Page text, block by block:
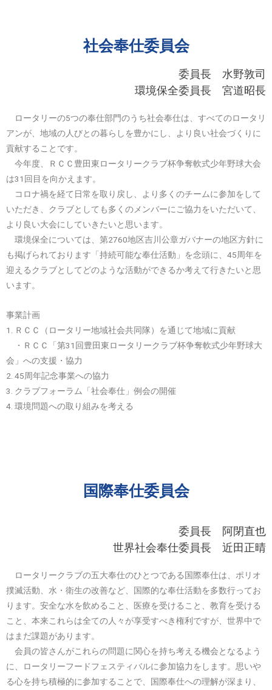
社会奉仕委員会
委員長 水野敦司
環境保全委員長 宮道昭長
ロータリーの5つの奉仕部門のうち社会奉仕は、すべてのロータリ
アンが、地域の人びとの暮らしを豊かにし、より良い社会づくりに
貢献することです。
今年度、ＲＣＣ豊田東ロータリークラブ杯争奪軟式少年野球大会
は31回目を向かえます。
コロナ禍を経て日常を取り戻し、より多くのチームに参加をして
いただき、クラブとしても多くのメンバーにご協力をいただいて、
より良い大会にしていきたいと思います。
環境保全については、第2760地区吉川公章ガバナーの地区方針に
も掲げられております「持続可能な奉仕活動」を念頭に、45周年を
迎えるクラブとしてどのような活動ができるか考えて行きたいと思
います。
事業計画
1. ＲＣＣ（ロータリー地域社会共同隊）を通じて地域に貢献
・ＲＣＣ「第31回豊田東ロータリークラブ杯争奪軟式少年野球大
会」への支援・協力
2. 45周年記念事業への協力
3. クラブフォーラム「社会奉仕」例会の開催
4. 環境問題への取り組みを考える
国際奉仕委員会
委員長 阿閉直也
世界社会奉仕委員長 近田正晴
ロータリークラブの五大奉仕のひとつである国際奉仕は、ポリオ
撲滅活動、水・衛生の改善など、国際的な奉仕活動を多数行ってお
ります。安全な水を飲めること、医療を受けること、教育を受ける
こと、本来これらは全ての人々が享受すべき権利ですが、世界中で
はまだ課題があります。
会員の皆さんがこれらの問題に関心を持ち考える機会となるよう
に、ロータリーフードフェスティバルに参加協力をします。思いや
る心を持ち積極的に参加することで、国際奉仕への理解が深まり、